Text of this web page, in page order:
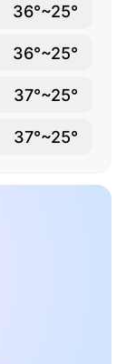
36°~25°
36°~25°
37°~25°
37°~25°